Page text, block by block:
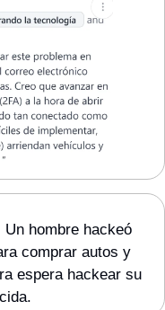
comprar autos y
espera hackear su